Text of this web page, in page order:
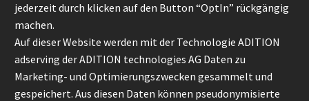
jederzeit durch klicken auf den Button “OptIn” rückgängig
machen.
Auf dieser Website werden mit der Technologie ADITION
adserving der ADITION technologies AG Daten zu
Marketing- und Optimierungszwecken gesammelt und
gespeichert. Aus diesen Daten können pseudonymisierte